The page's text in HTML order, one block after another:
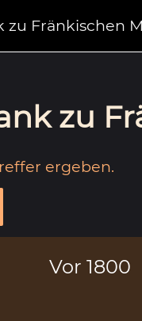
zu Fränkischen
zu
ergeben.
Vor 1800